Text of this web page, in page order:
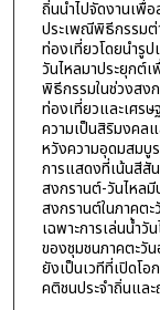
ถิ่นนำไปจัดงานเพื่
ประเพณีพิธีกรรมต่
ท่องเที่ยวโดยนำรู
วันไหลมาประยุกต์
พิธีกรรมในช่วงสง
ท่องเที่ยวและเศร
ความเป็นสิริมงคลแ
หวังความอุดมสมบู
การแสดงที่เน้นสีสั
สงกรานต์-วันไหลมี
สงกรานต์ในภาคต
เฉพาะการเล่นน้ำ
ของชุมชนภาคตะวั
ยังเป็นเวทีที่เปิดโ
คติชนประจำถิ่นแล